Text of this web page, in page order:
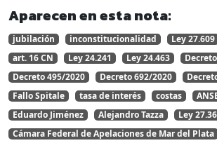
Aparecen en esta nota:
jubilación inconstitucionalidad Ley 27.609
art. 16 CN
Ley 24.241 Ley 24.463
Decreto 495/2020
Decreto 692/2020
Fallo Spitale
tasa de interés costas
Eduardo Jiménez
Alejandro Tazza
Ley
Cámara Federal de Apelaciones de Mar del Plata